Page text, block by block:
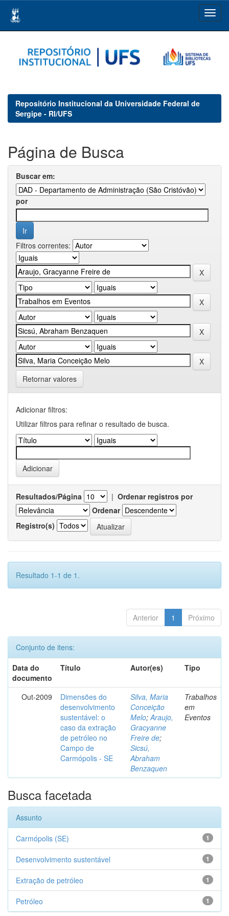
navigation
Repositório Institucional da Universidade Federal de
Sergipe - RI/UFS
Página de Busca
Buscar em:
por
Filtros correntes:
Retornar valores
Adicionar filtros:
Utilizar filtros para refinar o resultado de busca.
Resultados/Página | Ordenar registros por
Ordenar
Registro(s)
Resultado 1-1 de 1.
Anterior 1 Próximo
Conjunto de itens:
Data do
documento
Título Autor(es) Tipo
Out-2009
Dimensões do
desenvolvimento
sustentável: o
caso da extração
de petróleo no
Campo de
Carmópolis - SE
Silva, Maria
Conceição
Melo;Araujo,
Gracyanne
Freire de;
Sicsú,
Abraham
Benzaquen
Trabalhos
em
Eventos
Busca facetada
Assunto
1
Carmópolis (SE)
1
Desenvolvimento sustentável
1
Extração de petróleo
1
Petróleo